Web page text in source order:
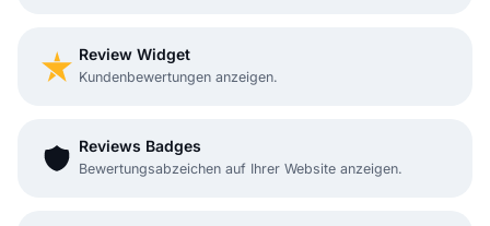
Review Widget
Kundenbewertungen anzeigen.
Reviews Badges
Bewertungsabzeichen auf Ihrer Website anzeigen.